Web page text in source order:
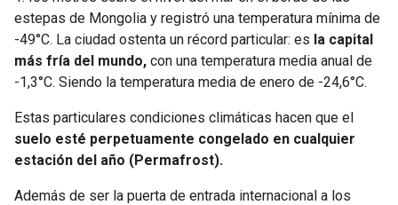
estepas de Mongolia y registró una temperatura mínima de
-49°C. La ciudad ostenta un récord particular: es la capital
más fría del mundo, con una temperatura media anual de
-1,3°C. Siendo la temperatura media de enero de -24,6°C.
Estas particulares condiciones climáticas hacen que el
suelo esté perpetuamente congelado en cualquier
estación del año (Permafrost).
Además de ser la puerta de entrada internacional a los